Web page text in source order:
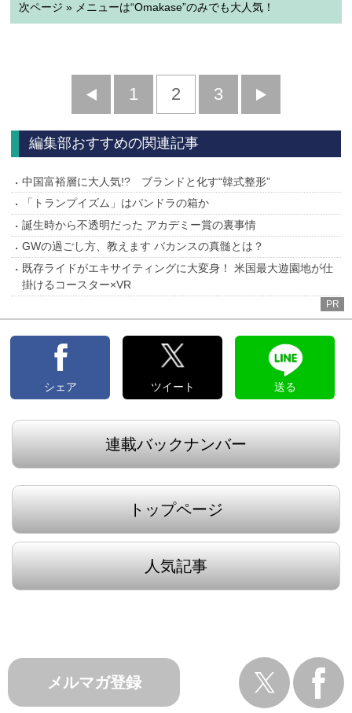
次ページ » メニューは“Omakase”のみでも大人気！
前
へ
1 2 3
へ
編集部おすすめの関連記事
中国富裕層に大人気!? ブランドと化す“韓式整形”
「トランプイズム」はパンドラの箱か
誕生時から不透明だった アカデミー賞の裏事情
GWの過ごし方、教えます バカンスの真髄とは？
既存ライドがエキサイティングに大変身！ 米国最大遊園地が仕
掛けるコースター×VR
PR
シェア ツイート 送る
連載バックナンバー
トップページ
人気記事
メルマガ登録